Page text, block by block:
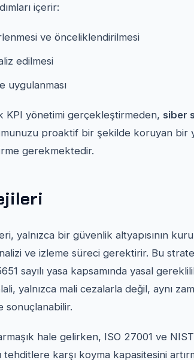
içerir:
ve önceliklendirilmesi
edilmesi
uygulanması
KPI yönetimi gerçekleştirmeden, siber
proaktif bir şekilde koruyan bir
gerekmektedir.
yalnızca bir güvenlik altyapısının
ve izleme süreci gerektirir. Bu
sayılı yasa kapsamında yasal
yalnızca mali cezalarla değil, aynı
sonuçlanabilir.
hale gelirken, ISO 27001 ve
karşı koyma kapasitesini